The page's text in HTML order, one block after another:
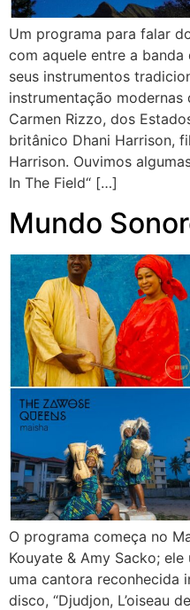
Um programa para falar
com aquele entre a banda
seus instrumentos
instrumentação
Carmen Rizzo, dos
britânico Dhani Harrison,
Harrison. Ouvimos
In The Field“ […]
Mundo
O programa começa no
Kouyate & Amy Sacko; ele
uma cantora reconhecida
disco, “Djudjon, L’oiseau